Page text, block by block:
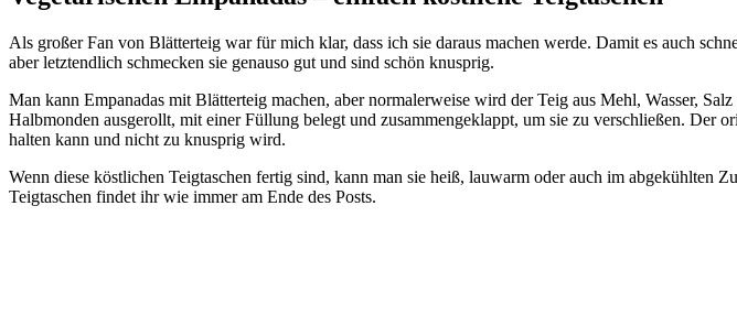
Als großer Fan von Blätterteig war für mich klar, dass ich sie daraus machen werde. Damit es auch
aber letztendlich schmecken sie genauso gut und sind schön knusprig.
Man kann Empanadas mit Blätterteig machen, aber normalerweise wird der Teig aus Mehl, Wasser,
Halbmonden ausgerollt, mit einer Füllung belegt und zusammengeklappt, um sie zu verschließen. Der
halten kann und nicht zu knusprig wird.
Wenn diese köstlichen Teigtaschen fertig sind, kann man sie heiß, lauwarm oder auch im
Teigtaschen findet ihr wie immer am Ende des Posts.